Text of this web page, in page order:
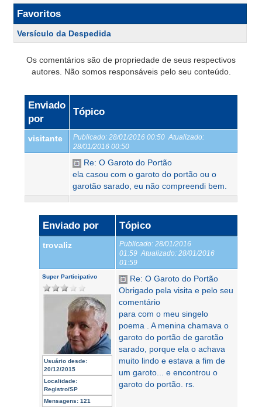
Favoritos
Versículo da Despedida
Os comentários são de propriedade de seus respectivos
autores. Não somos responsáveis pelo seu conteúdo.
Enviado
por
Tópico
visitante Publicado: 28/01/2016 00:50 Atualizado:
28/01/2016 00:50
Re: O Garoto do Portão
ela casou com o garoto do portão ou o
garotão sarado, eu não compreendi bem.
Enviado por Tópico
trovaliz Publicado: 28/01/2016
01:59 Atualizado: 28/01/2016
01:59
Super Participativo
Usuário desde:
20/12/2015
Localidade:
Registro/SP
Mensagens: 121
Re: O Garoto do Portão
Obrigado pela visita e pelo seu
comentário
para com o meu singelo
poema . A menina chamava o
garoto do portão de garotão
sarado, porque ela o achava
muito lindo e estava a fim de
um garoto... e encontrou o
garoto do portão. rs.